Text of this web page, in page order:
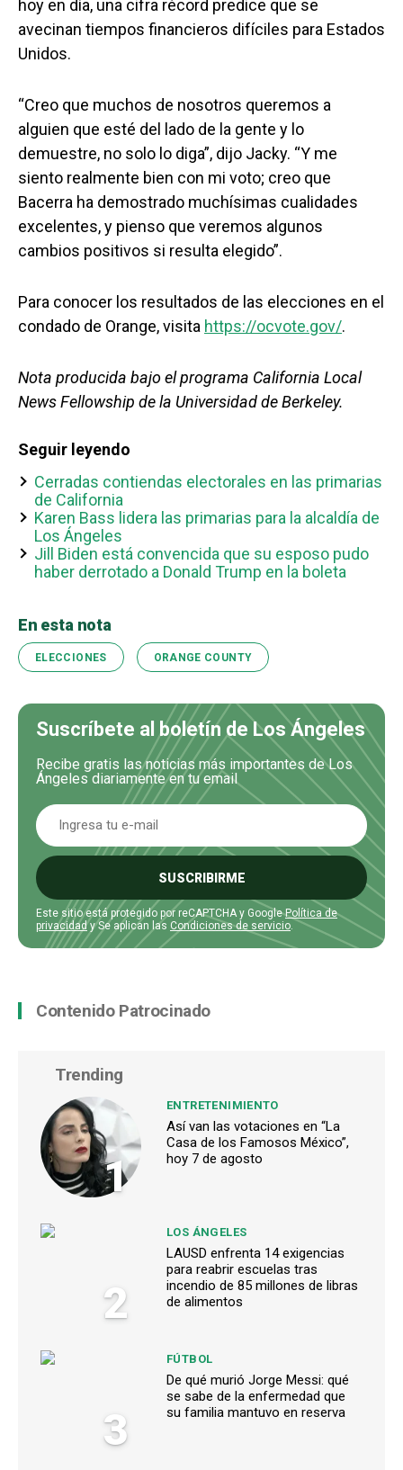
hoy en día, una cifra récord predice que se
avecinan tiempos financieros difíciles para Estados
Unidos.
“Creo que muchos de nosotros queremos a
alguien que esté del lado de la gente y lo
demuestre, no solo lo diga”, dijo Jacky. “Y me
siento realmente bien con mi voto; creo que
Bacerra ha demostrado muchísimas cualidades
excelentes, y pienso que veremos algunos
cambios positivos si resulta elegido”.
Para conocer los resultados de las elecciones en el
condado de Orange, visita https://ocvote.gov/.
Nota producida bajo el programa California Local
News Fellowship de la Universidad de Berkeley.
Seguir leyendo
Cerradas contiendas electorales en las primarias
de California
Karen Bass lidera las primarias para la alcaldía de
Los Ángeles
Jill Biden está convencida que su esposo pudo
haber derrotado a Donald Trump en la boleta
En esta nota
ELECCIONES ORANGE COUNTY
Suscríbete al boletín de Los Ángeles
Recibe gratis las noticias más importantes de Los
Ángeles diariamente en tu email
SUSCRIBIRME
Este sitio está protegido por reCAPTCHA y GooglePolítica de
privacidady Se aplican las Condiciones de servicio.
Contenido Patrocinado
Trending
1
ENTRETENIMIENTO
Así van las votaciones en “La
Casa de los Famosos México”,
hoy 7 de agosto
2
LOS ÁNGELES
LAUSD enfrenta 14 exigencias
para reabrir escuelas tras
incendio de 85 millones de libras
de alimentos
3
FÚTBOL
De qué murió Jorge Messi: qué
se sabe de la enfermedad que
su familia mantuvo en reserva